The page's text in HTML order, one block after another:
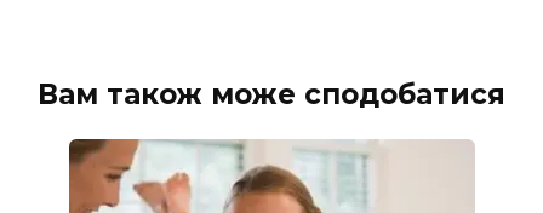
Вам також може сподобатися